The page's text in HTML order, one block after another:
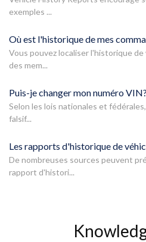
exemples ...
Où est l'historique de mes
Vous pouvez localiser l'historique de
des mem...
Puis-je changer mon numéro VIN?
Selon les lois nationales et
falsif...
Les rapports d'historique de
De nombreuses sources peuvent
rapport d'histori...